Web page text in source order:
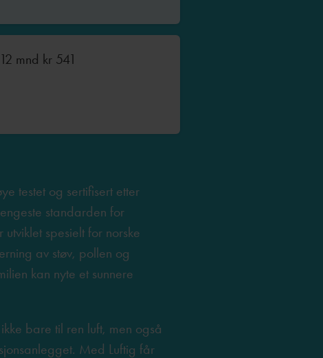
mnd kr541
testet og sertifisert etter
standarden for
spesielt for norske
av støv, pollen og
kan nyte et sunnere
bare til ren luft, men også
Med Luftig får